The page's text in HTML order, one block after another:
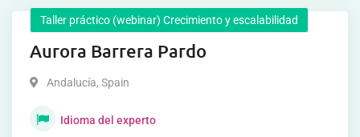
Taller práctico (webinar) Crecimiento y escalabilidad
Aurora Barrera Pardo
Andalucía, Spain
Idioma del experto